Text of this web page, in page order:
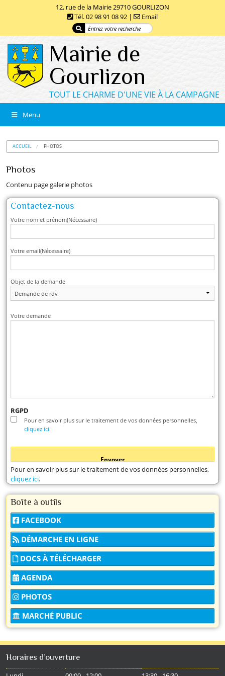
12, rue de la Mairie 29710 GOURLIZON
Tél. 02 98 91 08 92 |
Email
Mairie de
Gourlizon
TOUT LE CHARME D'UNE VIE À LA CAMPAGNE
Menu
ACCUEIL PHOTOS
Photos
Contenu page galerie photos
Contactez-nous
Votre nom et prénom(Nécessaire)
Votre email(Nécessaire)
Objet de la demande
Votre demande
RGPD
Pour en savoir plus sur le traitement de vos données personnelles,
cliquez ici.
Pour en savoir plus sur le traitement de vos données personnelles,
cliquez ici.
Boîte à outils
FACEBOOK
DÉMARCHE EN LIGNE
DOCS À TÉLÉCHARGER
AGENDA
PHOTOS
MARCHÉ PUBLIC
Horaires d’ouverture